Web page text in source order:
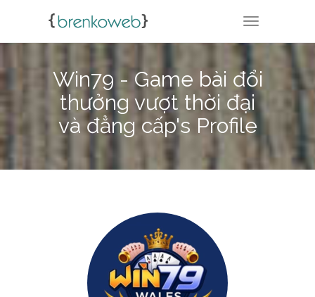
TOGGLE
Win79 - Game bài đổi
thưởng vượt thời đại
và đẳng cấp's Profile